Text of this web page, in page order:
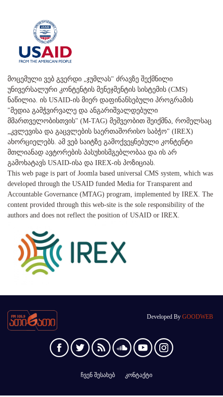
მოცემული ვებ გვერდი „ჯუმლას" ძრავზე შექმნილი
უნივერსალური კონტენტის მენეჯმენტის სისტემის (CMS)
ნაწილია. ის USAID-ის მიერ დაფინანსებული პროგრამის
"მედია გამჭვირვალე და ანგარიშვალდებული
მმართველობისთვის" (M-TAG) მეშვეობით შეიქმნა, რომელსაც
„კვლევისა და გაცვლების საერთაშორისო საბჭო" (IREX)
ახორციელებს. ამ ვებ საიტზე გამოქვეყნებული კონტენტი
მთლიანად ავტორების პასუხისმგებლობაა და ის არ
გამოხატავს USAID-ისა და IREX-ის პოზიციას.
This web page is part of Joomla based universal CMS system, which was
developed through the USAID funded Media for Transparent and
Accountable Governance (MTAG) program, implemented by IREX. The
content provided through this web-site is the sole responsibility of the
authors and does not reflect the position of USAID or IREX.
Developed By GOODWEB
ჩვენ შესახებ კონტაქტი